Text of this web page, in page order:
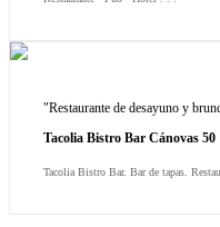
"Restaurante de desayuno y
Tacolia Bistro Bar Cánovas 50
Tacolia Bistro Bar. Bar de tapas.